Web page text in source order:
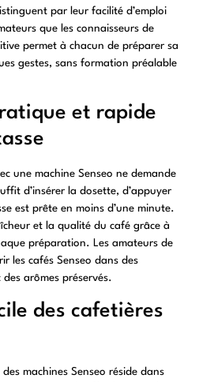
par leur facilité d’emploi
que les connaisseurs de
permet à chacun de préparer sa
gestes, sans formation préalable
et rapide
une machine Senseo ne demande
d’insérer la dosette, d’appuyer
est prête en moins d’une minute.
et la qualité du café grâce à
préparation. Les amateurs de
les cafés Senseo dans des
arômes préservés.
des cafetières
machines Senseo réside dans